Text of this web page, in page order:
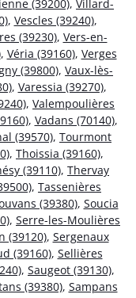
(39200), Villard-
, Vescles (39240),
(39230), Vers-en-
, Véria (39160), Verges
(39800), Vaux-lès-
, Varessia (39270),
, Valempoulières
, Vadans (70140),
(39570), Tourmont
, Thoissia (39160),
(39110), Thervay
, Tassenières
(39380), Soucia
, Serre-les-Moulières
(39120), Sergenaux
(39160), Sellières
, Saugeot (39130),
(39380), Sampans